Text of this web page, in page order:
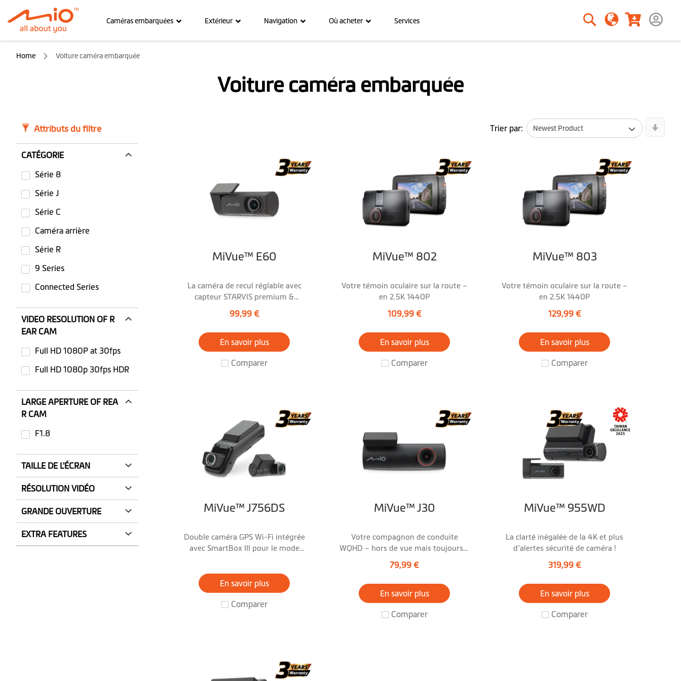
Caméras embarquées Extérieur Navigation Où acheter Services
Home Voiture caméra embarquée
Voiture caméra embarquée
Trier par:
MiVue™ E60
La caméra de recul réglable avec
capteur STARVIS premium &
2,5K/HDR
99,99 €
En savoir plus
Comparer
MiVue™ 802
Votre témoin oculaire sur la route –
en 2.5K 1440P
109,99 €
En savoir plus
Comparer
MiVue™ 803
Votre témoin oculaire sur la route –
en 2.5K 1440P
129,99 €
En savoir plus
Comparer
MiVue™ J756DS
Double caméra GPS Wi-Fi intégrée
avec SmartBox III pour le mode
En savoir plus
Comparer
MiVue™ J30
Votre compagnon de conduite
WQHD – hors de vue mais toujours à
vos côtés
79,99 €
En savoir plus
Comparer
MiVue™ 955WD
La clarté inégalée de la 4K et plus
d’alertes sécurité de caméra !
319,99 €
En savoir plus
Comparer
Attributs du filtre
CATÉGORIE
Série 8
Série J
Série C
Caméra arrière
Série R
9 Series
Connected Series
VIDEO RESOLUTION OF R
EAR CAM
Full HD 1080P at 30fps
Not selected: Full HD 1080P at 30fps
Full HD 1080p 30fps HDR
Not selected: Full HD 1080p 30fps HDR
LARGE APERTURE OF REA
R CAM
F1.8
Not selected: F1.8
TAILLE DE L'ÉCRAN
RÉSOLUTION VIDÉO
GRANDE OUVERTURE
EXTRA FEATURES